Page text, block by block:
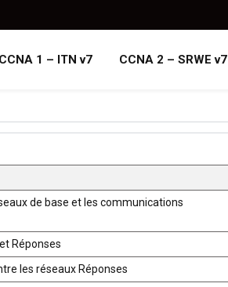
CCNA 1 – ITN v7 CCNA 2 – SRWE v7
de base et les communications
Réponses
les réseaux Réponses